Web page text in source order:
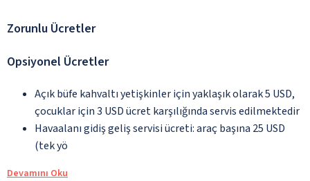
Zorunlu Ücretler
Opsiyonel Ücretler
Açık büfe kahvaltı yetişkinler için yaklaşık olarak 5 USD,
çocuklar için 3 USD ücret karşılığında servis edilmektedir
Havaalanı gidiş geliş servisi ücreti: araç başına 25 USD
(tek yö
Devamını Oku